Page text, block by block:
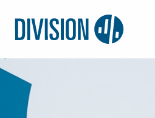
Logo:
Division4